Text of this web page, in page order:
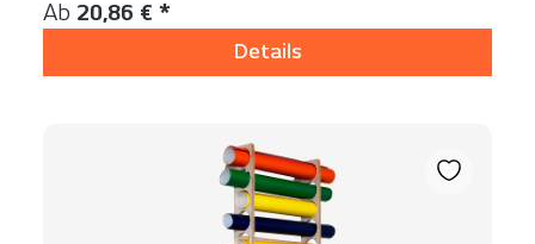
Regulärer Preis:
Ab 20,86 € *
Details